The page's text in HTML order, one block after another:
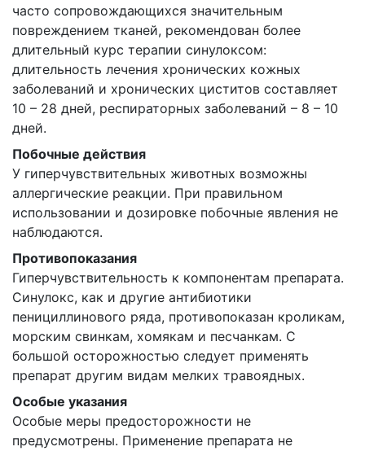
часто сопровождающихся значительным
повреждением тканей, рекомендован более
длительный курс терапии синулоксом:
длительность лечения хронических кожных
заболеваний и хронических циститов составляет
10 – 28 дней, респираторных заболеваний – 8 – 10
дней.
Побочные действия
У гиперчувствительных животных возможны
аллергические реакции. При правильном
использовании и дозировке побочные явления не
наблюдаются.
Противопоказания
Гиперчувствительность к компонентам препарата.
Синулокс, как и другие антибиотики
пенициллинового ряда, противопоказан кроликам,
морским свинкам, хомякам и песчанкам. С
большой осторожностью следует применять
препарат другим видам мелких травоядных.
Особые указания
Особые меры предосторожности не
предусмотрены. Применение препарата не